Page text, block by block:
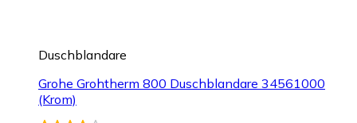
Duschblandare
Grohe Grohtherm 800 Duschblandare 34561000
(Krom)